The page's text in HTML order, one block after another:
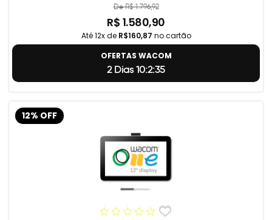
De R$ 1.796,92
R$ 1.580,90
Até 12x de R$160,87 no cartão
OFERTAS WACOM
2 Dias 10:2:34
12% OFF